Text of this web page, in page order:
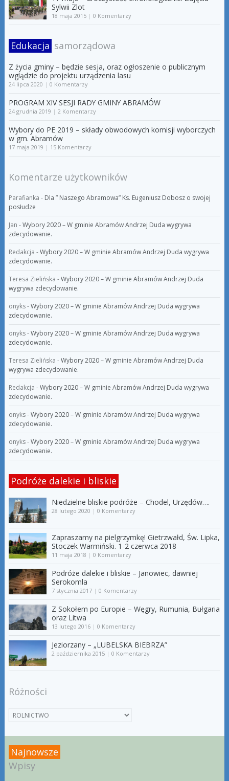
Sylwii Zlot
18 maja 2015| 0 Komentarzy
Edukacja samorządowa
Z życia gminy – będzie sesja, oraz ogłoszenie o publicznym
wglądzie do projektu urządzenia lasu
24 lipca 2020 | 0 Komentarzy
PROGRAM XIV SESJI RADY GMINY ABRAMÓW
24 grudnia 2019 | 2 Komentarzy
Wybory do PE 2019 – składy obwodowych komisji wyborczych
w gm. Abramów
17 maja 2019 | 15 Komentarzy
Komentarze użytkowników
Parafianka - Dla ” Naszego Abramowa” Ks. Eugeniusz Dobosz o swojej
posłudze
Jan -Wybory 2020 – W gminie Abramów Andrzej Duda wygrywa
zdecydowanie.
Redakcja -Wybory 2020 – W gminie Abramów Andrzej Duda wygrywa
zdecydowanie.
Teresa Zielińska -Wybory 2020 – W gminie Abramów Andrzej Duda
wygrywa zdecydowanie.
onyks-Wybory 2020 – W gminie Abramów Andrzej Duda wygrywa
zdecydowanie.
onyks-Wybory 2020 – W gminie Abramów Andrzej Duda wygrywa
zdecydowanie.
Teresa Zielińska -Wybory 2020 – W gminie Abramów Andrzej Duda
wygrywa zdecydowanie.
Redakcja -Wybory 2020 – W gminie Abramów Andrzej Duda wygrywa
zdecydowanie.
onyks-Wybory 2020 – W gminie Abramów Andrzej Duda wygrywa
zdecydowanie.
onyks-Wybory 2020 – W gminie Abramów Andrzej Duda wygrywa
zdecydowanie.
Podróże dalekie i bliskie
Niedzielne bliskie podróże – Chodel, Urzędów….
28 lutego 2020 | 0 Komentarzy
Zapraszamy na pielgrzymkę! Gietrzwałd, Św. Lipka,
Stoczek Warmiński. 1-2 czerwca 2018
11 maja 2018 | 0 Komentarzy
Podróże dalekie i bliskie – Janowiec, dawniej
Serokomla
7 stycznia 2017| 0 Komentarzy
Z Sokołem po Europie – Węgry, Rumunia, Bułgaria
oraz Litwa
13 lutego 2016| 0 Komentarzy
Jeziorzany – „LUBELSKA BIEBRZA”
2 października 2015| 0 Komentarzy
Różności
Najnowsze
Wpisy